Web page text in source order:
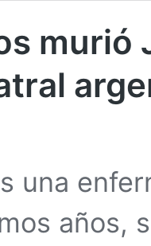
murió
una
años,